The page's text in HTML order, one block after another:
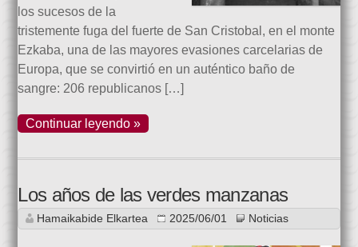
los sucesos de la
tristemente fuga del fuerte de San Cristobal, en el monte
Ezkaba, una de las mayores evasiones carcelarias de
Europa, que se convirtió en un auténtico baño de
sangre: 206 republicanos […]
Continuar leyendo »
Los años de las verdes manzanas
Hamaikabide Elkartea 2025/06/01 Noticias